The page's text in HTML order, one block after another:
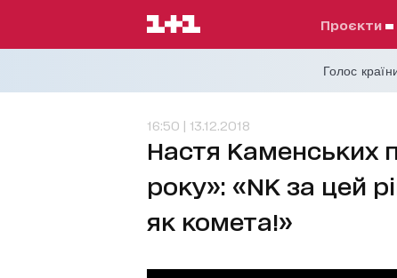
проєкти
Голос
16:50 | 13.12.2018
Настя Каменських
року»: «NK за цей
як комета!»